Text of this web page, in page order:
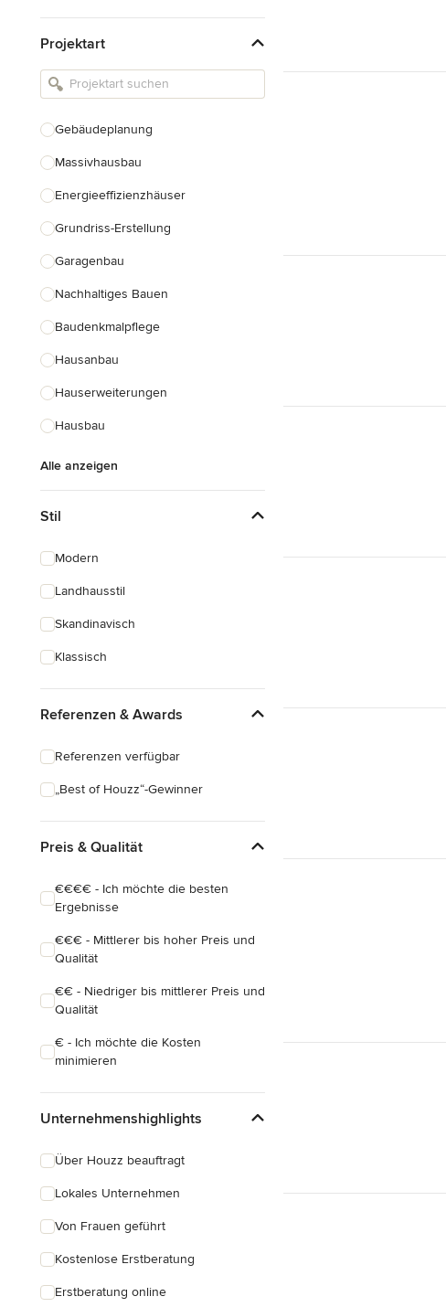
Landschaftsarchitekten
Armaturen & Sanitärbedarf
Einbauschränke
Projektart
Gebäudeplanung
Massivhausbau
Energieeffizienzhäuser
Grundriss-Erstellung
Garagenbau
Nachhaltiges Bauen
Baudenkmalpflege
Hausanbau
Hauserweiterungen
Hausbau
Alle anzeigen
Stil
Modern
Landhausstil
Skandinavisch
Klassisch
Referenzen & Awards
Referenzen verfügbar
„Best of Houzz“-Gewinner
Preis & Qualität
€€€€ - Ich möchte die besten
Ergebnisse
€€€ - Mittlerer bis hoher Preis und
Qualität
€€ - Niedriger bis mittlerer Preis und
Qualität
€ - Ich möchte die Kosten
minimieren
Unternehmenshighlights
Über Houzz beauftragt
Lokales Unternehmen
Von Frauen geführt
Kostenlose Erstberatung
Erstberatung online